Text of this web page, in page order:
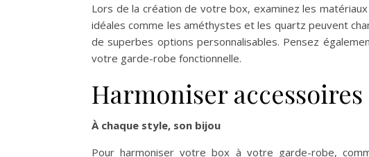
Lors de la création de votre box, examinez les
idéales comme les améthystes et les quartz peuvent
de superbes options personnalisables. Pensez
votre garde-robe fonctionnelle.
Harmoniser
À chaque style, son bijou
Pour harmoniser votre box à votre garde-robe,